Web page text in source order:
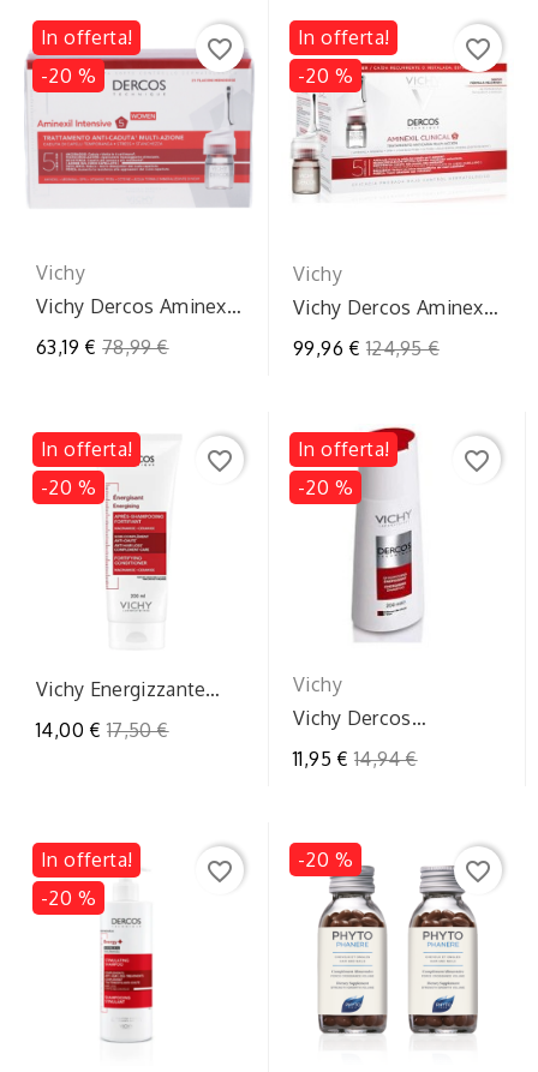
In offerta!
-20 %
favorite_border
Vichy
Vichy Dercos Aminexil
Anticaduta...
63,19 € Prezzo
78,99 €
In offerta!
-20 %
favorite_border
Vichy
Vichy Dercos Aminexil
Trattamento...
99,96 € Prezzo
124,95 €
In offerta!
-20 %
favorite_border
Vichy Energizzante
Complemento...
14,00 € Prezzo
17,50 €
In offerta!
-20 %
favorite_border
Vichy
Vichy Dercos
200 ml
11,95 € Prezzo
14,94 €
In offerta!
-20 %
favorite_border -20 % favorite_border